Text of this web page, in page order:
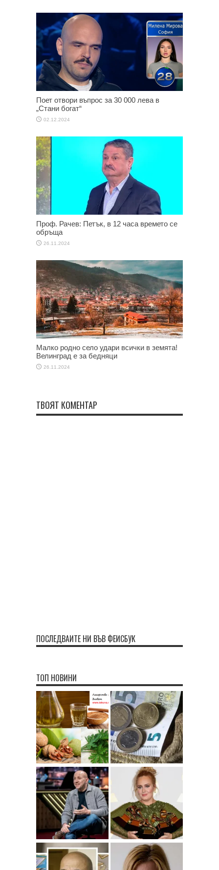
Поет отвори въпрос за 30 000 лева в
„Стани богат“
02.12.2024
Проф. Рачев: Петък, в 12 часа времето се
обръща
26.11.2024
Малко родно село удари всички в земята!
Велинград е за бедняци
26.11.2024
ТВОЯТ КОМЕНТАР
ПОСЛЕДВАЙТЕ НИ ВЪВ ФЕЙСБУК
ТОП НОВИНИ